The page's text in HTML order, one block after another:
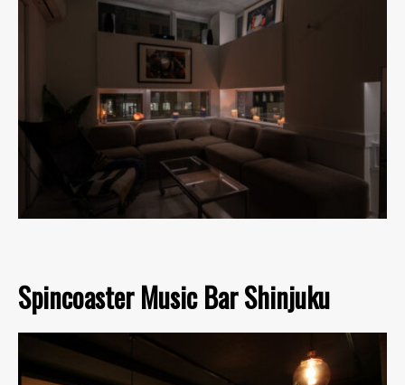
Spincoaster Music Bar Shinjuku